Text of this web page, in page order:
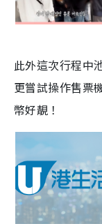
此外這次行程中
更嘗試操作售票
幣好靚！